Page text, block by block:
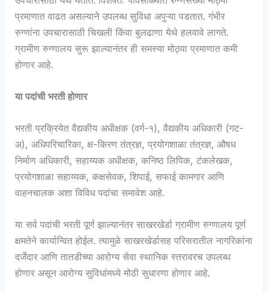
प्रमाणात वाढत असल्याने उपलब्ध सुविधा अपुऱ्या पडतात. गंभीर
रुग्णांना उपचारासाठी चिखली किंवा बुलढाणा येथे हलवावे लागते.
ग्रामीण रुग्णालय सुरू झाल्यानंतर ही समस्या मोठ्या प्रमाणात कमी
होणार आहे.
या पदांची भरती होणार
भरती प्रक्रियेत वैद्यकीय अधीक्षक (वर्ग-१), वैद्यकीय अधिकारी (गट-
अ), अधिपरिचारिका, क्ष-किरण तंत्रज्ञ, प्रयोगशाळा तंत्रज्ञ, औषध
निर्माण अधिकारी, सहाय्यक अधीक्षक, कनिष्ठ लिपिक, टंकलेखक,
प्रयोगशाळा सहाय्यक, कक्षसेवक, शिपाई, सफाई कामगार आणि
वाहनचालक अशा विविध पदांचा समावेश आहे.
या सर्व पदांची भरती पूर्ण झाल्यानंतर साखरखेर्डा ग्रामीण रुग्णालय पूर्ण
क्षमतेने कार्यान्वित होईल. त्यामुळे साखरखेर्डासह परिसरातील नागरिकांना
दर्जेदार आणि तातडीच्या आरोग्य सेवा स्थानिक स्तरावरच उपलब्ध
होणार असून आरोग्य सुविधांमध्ये मोठी सुधारणा होणार आहे.